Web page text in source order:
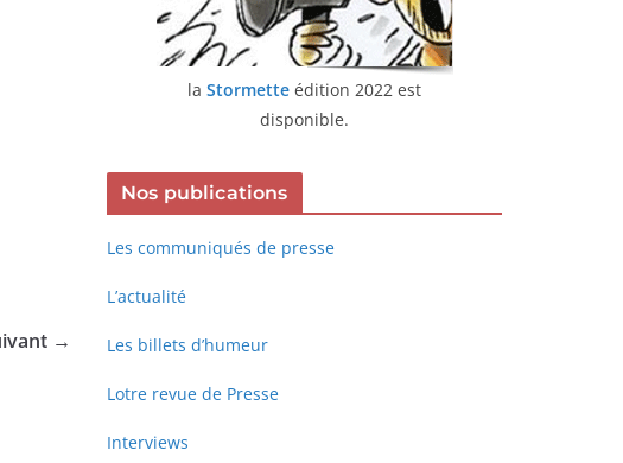
→
la Stormette édition 2022 est
disponible.
Nos publications
Les communiqués de presse
L’actualité
Les billets d’humeur
Lotre revue de Presse
Interviews